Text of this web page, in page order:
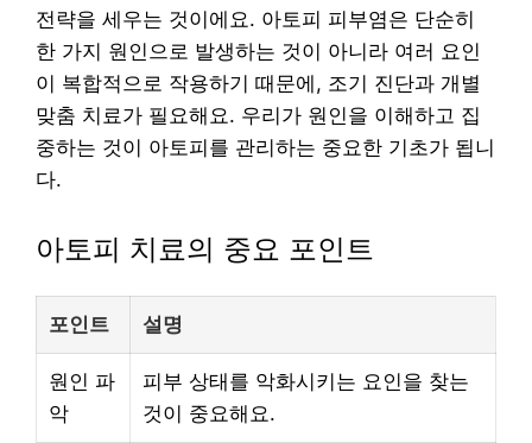
전략을 세우는 것이에요. 아토피 피부염은 단순히
한 가지 원인으로 발생하는 것이 아니라 여러 요인
이 복합적으로 작용하기 때문에, 조기 진단과 개별
맞춤 치료가 필요해요. 우리가 원인을 이해하고 집
중하는 것이 아토피를 관리하는 중요한 기초가 됩니
다.
아토피 치료의 중요 포인트
포인트 설명
원인 파
악
피부 상태를 악화시키는 요인을 찾는
것이 중요해요.